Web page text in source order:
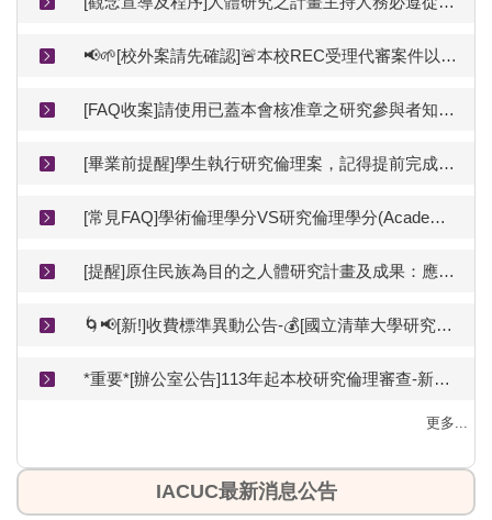
📢🌱[校外案請先確認]🚨本校REC受理代審案件以與本校簽訂委託契約且屬簽約審查範圍內者為限(準備電子檔前請先洽詢是否可受理）
[FAQ收案]請使用已蓋本會核准章之研究參與者知情同意書收案
[畢業前提醒]學生執行研究倫理案，記得提前完成結案審查才能順利離校
[常見FAQ]學術倫理學分VS研究倫理學分(Academic Ethics Credits vs. Research Ethics Credits)
[提醒]原住民族為目的之人體研究計畫及成果：應諮詢取得原住民族同意(未經同意不得擅自進行)
🌀📢[新!]收費標準異動公告-💰[國立清華大學研究倫理審查服務費用收支管理要點(115.03.19修正，115.06.01啟用)
*重要*[辦公室公告]113年起本校研究倫理審查-新案採線上送審(更新V4_11407)
更多...
IACUC最新消息公告